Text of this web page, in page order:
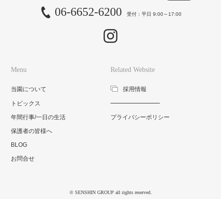
06-6652-6200 受付：平日 9:00～17:00
Menu
当園について
トピックス
年間行事/一日の生活
保護者の皆様へ
BLOG
お問合せ
Related Website
採用情報
プライバシーポリシー
© SENSHIN GROUP all rights reserved.